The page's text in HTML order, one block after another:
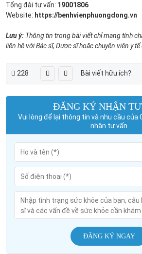
Tổng đài tư vấn: 19001806
Website: https://benhvienphuongdong.vn
Lưu ý: Thông tin trong bài viết chỉ mang tính
liên hệ với Bác sĩ, Dược sĩ hoặc chuyên viên y
228 Bài viết hữu ích?
ĐĂNG KÝ NHẬN
Vui lòng để lại thông tin và nhu cầu của
nhận tư vấn
ĐĂNG KÝ NGAY